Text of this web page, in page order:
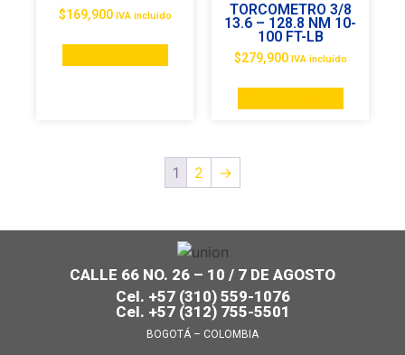
$169,900 IVA incluído TORCOMETRO 3/8
13.6 – 128.8 NM 10-
100 FT-LB
$279,900 IVA incluído
1 2 →
CALLE 66 NO. 26 – 10 / 7 DE AGOSTO
Cel. +57 (310) 559-1076
Cel. +57 (312) 755-5501
BOGOTÁ – COLOMBIA